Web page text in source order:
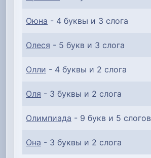
Оюна - 4 буквы и 3 слога
Олеся - 5 букв и 3 слога
Олли - 4 буквы и 2 слога
Оля - 3 буквы и 2 слога
Олимпиада - 9 букв и 5 слогов
Она - 3 буквы и 2 слога